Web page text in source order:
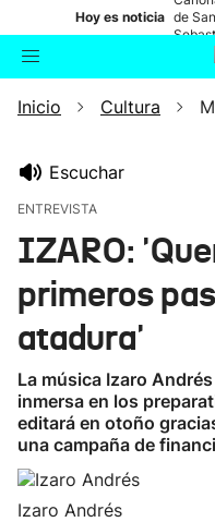
Hoy es noticia de San
Buscador
Inicio Cultura
Escuchar
ENTREVISTA
IZARO:
primeros
atadura'
La música Izaro
inmersa en los
editará en otoño
una campaña de
Izaro Andrés